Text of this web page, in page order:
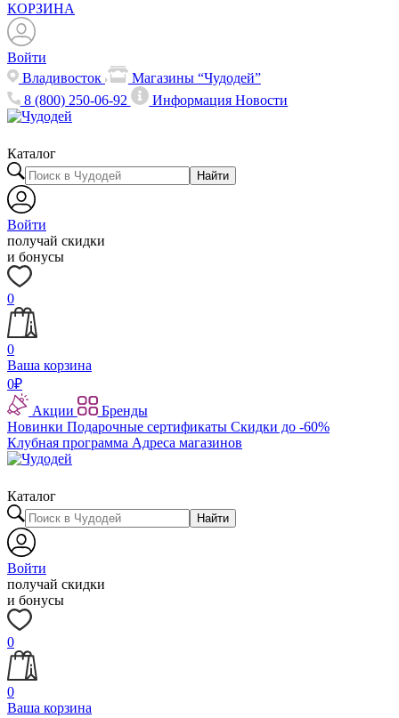
КОРЗИНА
Войти
Владивосток
Магазины “Чудодей”
8 (800) 250-06-92
ИнформацияНовости
Каталог
Найти
Войти
получай скидки
и бонусы
0
0
Ваша корзина
0₽
Акции
Бренды
Новинки Подарочные сертификаты Скидки до -60%
Клубная программа Адреса магазинов
Каталог
Найти
Войти
получай скидки
и бонусы
0
0
Ваша корзина